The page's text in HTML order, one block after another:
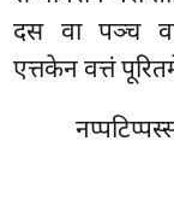
दस वा पञ्च वा
एत्तकेन वत्तं